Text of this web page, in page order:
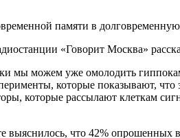
памяти в
«Говорит Москва»
мы можем уже омолодить
которые показывают,
которые рассылают клеткам
что 42% опрошенных